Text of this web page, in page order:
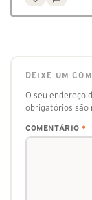
DEIXE UM
O seu endereço
obrigatórios são
COMENTÁRIO *